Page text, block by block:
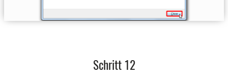
Schritt 12